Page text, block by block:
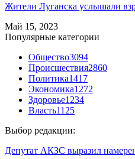
Жители Луганска услышали
Май 15, 2023
Популярные категории
Общество3094
Происшествия2860
Политика1417
Экономика1272
Здоровье1234
Власть1125
Выбор редакции:
Депутат АКЗС выразил